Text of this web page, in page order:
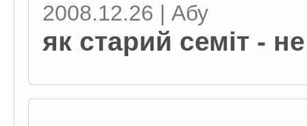
2008.12.26 | Абу
як старий семіт -